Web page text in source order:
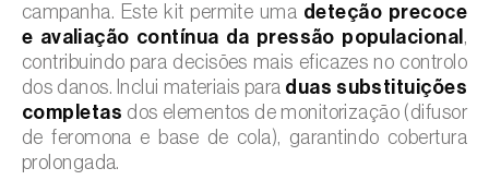
campanha. Este kit permite uma deteção precoce
e avaliação contínua da pressão populacional ,
contribuindo para decisões mais eficazes no controlo
dos danos. Inclui materiais para duas substituições
completas dos elementos de monitorização (difusor
de feromona e base de cola), garantindo cobertura
prolongada.